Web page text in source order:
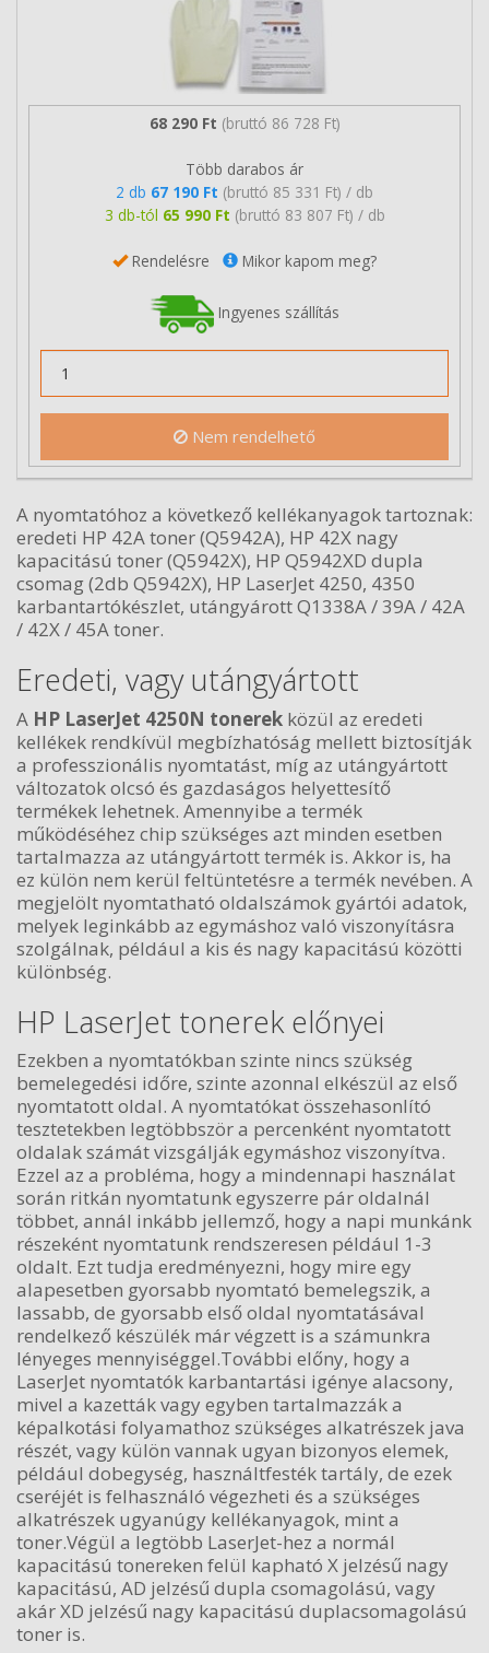
68 290 Ft (bruttó 86 728 Ft)
Több darabos ár
2 db 67 190 Ft (bruttó 85 331 Ft) / db
3 db-tól 65 990 Ft (bruttó 83 807 Ft) / db
Rendelésre Mikor kapom meg?
Ingyenes szállítás
Nem rendelhető
A nyomtatóhoz a következő kellékanyagok tartoznak:
eredeti HP 42A toner (Q5942A), HP 42X nagy
kapacitású toner (Q5942X), HP Q5942XD dupla
csomag (2db Q5942X), HP LaserJet 4250, 4350
karbantartókészlet, utángyárott Q1338A / 39A / 42A
/ 42X / 45A toner.
Eredeti, vagy utángyártott
A HP LaserJet 4250N tonerek közül az eredeti
kellékek rendkívül megbízhatóság mellett biztosítják
a professzionális nyomtatást, míg az utángyártott
változatok olcsó és gazdaságos helyettesítő
termékek lehetnek. Amennyibe a termék
működéséhez chip szükséges azt minden esetben
tartalmazza az utángyártott termék is. Akkor is, ha
ez külön nem kerül feltüntetésre a termék nevében. A
megjelölt nyomtatható oldalszámok gyártói adatok,
melyek leginkább az egymáshoz való viszonyításra
szolgálnak, például a kis és nagy kapacitású közötti
különbség.
HP LaserJet tonerek előnyei
Ezekben a nyomtatókban szinte nincs szükség
bemelegedési időre, szinte azonnal elkészül az első
nyomtatott oldal. A nyomtatókat összehasonlító
tesztetekben legtöbbször a percenként nyomtatott
oldalak számát vizsgálják egymáshoz viszonyítva.
Ezzel az a probléma, hogy a mindennapi használat
során ritkán nyomtatunk egyszerre pár oldalnál
többet, annál inkább jellemző, hogy a napi munkánk
részeként nyomtatunk rendszeresen például 1-3
oldalt. Ezt tudja eredményezni, hogy mire egy
alapesetben gyorsabb nyomtató bemelegszik, a
lassabb, de gyorsabb első oldal nyomtatásával
rendelkező készülék már végzett is a számunkra
lényeges mennyiséggel.További előny, hogy a
LaserJet nyomtatók karbantartási igénye alacsony,
mivel a kazetták vagy egyben tartalmazzák a
képalkotási folyamathoz szükséges alkatrészek java
részét, vagy külön vannak ugyan bizonyos elemek,
például dobegység, használtfesték tartály, de ezek
cseréjét is felhasználó végezheti és a szükséges
alkatrészek ugyanúgy kellékanyagok, mint a
toner.Végül a legtöbb LaserJet-hez a normál
kapacitású tonereken felül kapható X jelzésű nagy
kapacitású, AD jelzésű dupla csomagolású, vagy
akár XD jelzésű nagy kapacitású duplacsomagolású
toner is.